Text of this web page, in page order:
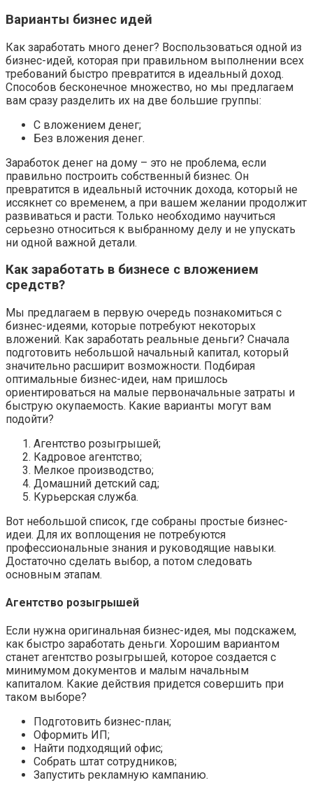
Варианты бизнес идей
Как заработать много денег? Воспользоваться одной из
бизнес-идей, которая при правильном выполнении всех
требований быстро превратится в идеальный доход.
Способов бесконечное множество, но мы предлагаем
вам сразу разделить их на две большие группы:
С вложением денег;
Без вложения денег.
Заработок денег на дому – это не проблема, если
правильно построить собственный бизнес. Он
превратится в идеальный источник дохода, который не
иссякнет со временем, а при вашем желании продолжит
развиваться и расти. Только необходимо научиться
серьезно относиться к выбранному делу и не упускать
ни одной важной детали.
Как заработать в бизнесе с вложением
средств?
Мы предлагаем в первую очередь познакомиться с
бизнес-идеями, которые потребуют некоторых
вложений. Как заработать реальные деньги? Сначала
подготовить небольшой начальный капитал, который
значительно расширит возможности. Подбирая
оптимальные бизнес-идеи, нам пришлось
ориентироваться на малые первоначальные затраты и
быструю окупаемость. Какие варианты могут вам
подойти?
Агентство розыгрышей;
Кадровое агентство;
Мелкое производство;
Домашний детский сад;
Курьерская служба.
Вот небольшой список, где собраны простые бизнес-
идеи. Для их воплощения не потребуются
профессиональные знания и руководящие навыки.
Достаточно сделать выбор, а потом следовать
основным этапам.
Агентство розыгрышей
Если нужна оригинальная бизнес-идея, мы подскажем,
как быстро заработать деньги. Хорошим вариантом
станет агентство розыгрышей, которое создается с
минимумом документов и малым начальным
капиталом. Какие действия придется совершить при
таком выборе?
Подготовить бизнес-план;
Оформить ИП;
Найти подходящий офис;
Собрать штат сотрудников;
Запустить рекламную кампанию.